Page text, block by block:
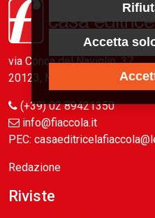
via Conca del Naviglio, 37
20123, Milano (Italy)
(+39) 02 89421350
info@fiaccola.it
PEC:
Redazione
Riviste
Accetta